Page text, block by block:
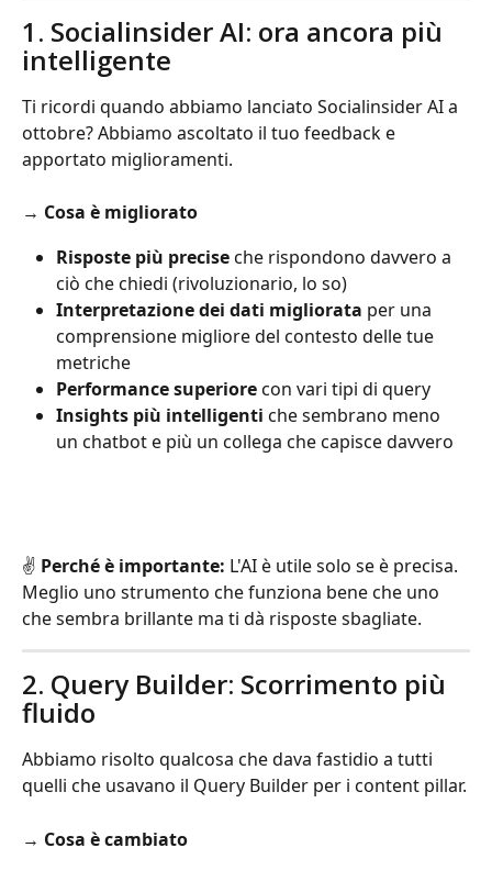
1. Socialinsider AI: ora ancora più
intelligente
Ti ricordi quando abbiamo lanciato Socialinsider AI a
ottobre? Abbiamo ascoltato il tuo feedback e
apportato miglioramenti.
→ Cosa è migliorato
Risposte più precise che rispondono davvero a
ciò che chiedi (rivoluzionario, lo so)
Interpretazione dei dati migliorata per una
comprensione migliore del contesto delle tue
metriche
Performance superiore con vari tipi di query
Insights più intelligenti che sembrano meno
un chatbot e più un collega che capisce davvero
✌️ Perché è importante: L'AI è utile solo se è precisa.
Meglio uno strumento che funziona bene che uno
che sembra brillante ma ti dà risposte sbagliate.
2. Query Builder: Scorrimento più
fluido
Abbiamo risolto qualcosa che dava fastidio a tutti
quelli che usavano il Query Builder per i content pillar.
→ Cosa è cambiato